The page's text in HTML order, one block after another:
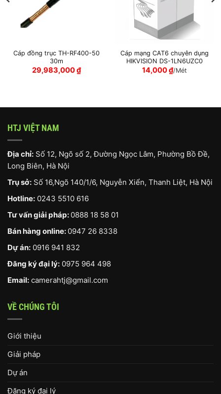
Cáp đồng trục TH-RF400-50
30m
29,983,000₫
Cáp mạng CAT6 chuyên dụng
HIKVISION DS-1LN6UZC0
14,000₫/Mét
HTJ VIỆT NAM
Địa chỉ: Số 12, Ngõ số 2, Đường Ngọc Lâm, Phường Bồ Đề,
Long Biên, Hà Nội
Trụ sở: Số 16,Ngõ 140/1/6, Nguyễn Xiển, Thanh Liệt, Hà Nội
Hotline: 0243 5510 616
Tư vấn giải pháp: 0888 18 58 01
Bán hàng online: 0947 26 8338
Dự án: 0916 941 832
Đăng ký đại lý: 0975 964 498
Email: camerahtj@gmail.com
VỀ CHÚNG TÔI
Giới thiệu
Giải pháp
Dự án
Đăng ký đại lý